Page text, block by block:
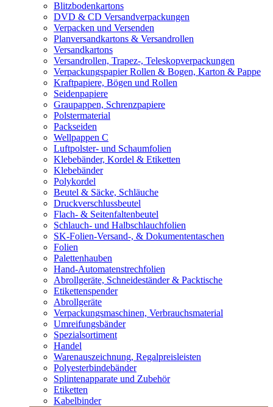
Blitzbodenkartons
DVD & CD Versandverpackungen
Verpacken und Versenden
Planversandkartons & Versandrollen
Versandkartons
Versandrollen, Trapez-, Teleskopverpackungen
Verpackungspapier Rollen & Bogen, Karton & Pappe
Kraftpapiere, Bögen und Rollen
Seidenpapiere
Graupappen, Schrenzpapiere
Polstermaterial
Packseiden
Wellpappen C
Luftpolster- und Schaumfolien
Klebebänder, Kordel & Etiketten
Klebebänder
Polykordel
Beutel & Säcke, Schläuche
Druckverschlussbeutel
Flach- & Seitenfaltenbeutel
Schlauch- und Halbschlauchfolien
SK-Folien-Versand-, & Dokumententaschen
Folien
Palettenhauben
Hand-Automatenstrechfolien
Abrollgeräte, Schneideständer & Packtische
Etikettenspender
Abrollgeräte
Verpackungsmaschinen, Verbrauchsmaterial
Umreifungsbänder
Spezialsortiment
Handel
Warenauszeichnung, Regalpreisleisten
Polyesterbindebänder
Splintenapparate und Zubehör
Etiketten
Kabelbinder